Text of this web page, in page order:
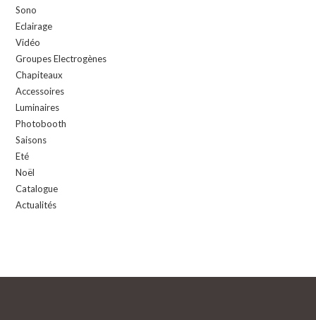
Sono
Eclairage
Vidéo
Groupes Electrogènes
Chapiteaux
Accessoires
Luminaires
Photobooth
Saisons
Eté
Noël
Catalogue
Actualités